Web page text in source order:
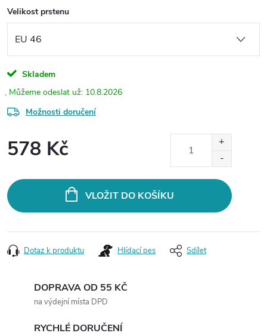
Velikost prstenu
Skladem
10.8.2026
Možnosti doručení
578 Kč
VLOŽIT DO KOŠÍKU
Dotaz k produktu Hlídací pes Sdílet
DOPRAVA OD 55 KČ
na výdejní místa DPD
RYCHLÉ DORUČENÍ